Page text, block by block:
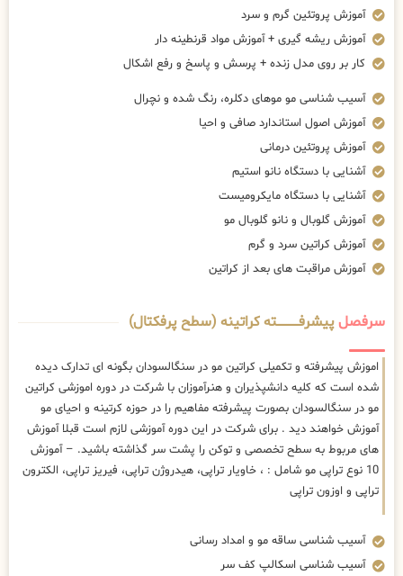
آموزش پروتئین گرم و سرد
آموزش ریشه گیری + آموزش مواد قرنطینه دار
کار بر روی مدل زنده + پرسش و پاسخ و رفع اشکال
آسیب شناسی مو موهای دکلره، رنگ شده و نچرال
آموزش اصول استاندارد صافی و احیا
آموزش پروتئین درمانی
آشنایی با دستگاه نانو استیم
آشنایی با دستگاه مایکرومیست
آموزش گلوبال و نانو گلوبال مو
آموزش کراتین سرد و گرم
آموزش مراقبت های بعد از کراتین
سرفصلپیشرفــــــــــــته کراتینه (سطح پرفکتال)
اموزش پیشرفته و تکمیلی کراتین مو در سنگالسودان بگونه ای تدارک دیده
شده است که کلیه دانشپذیران و هنرآموزان با شرکت در دوره اموزشی کراتین
مو در سنگالسودان بصورت پیشرفته مفاهیم را در حوزه کرتینه و احیای مو
آموزش خواهند دید . برای شرکت در این دوره آموزشی لازم است قبلا آموزش
های مربوط به سطح تخصصی و توکن را پشت سر گذاشته باشید. – آموزش
10 نوع تراپی مو شامل : ، خاویار تراپی، هیدروژن تراپی، فیریز تراپی، الکترون
تراپی و اوزون تراپی
آسیب شناسی ساقه مو و امداد رسانی
آسیب شناسی اسکالپ کف سر